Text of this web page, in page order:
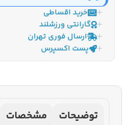
خرید اقساطی
گارانتی ورزشلند
ارسال فوری تهران
پست اکسپرس
توضیحات مشخصات